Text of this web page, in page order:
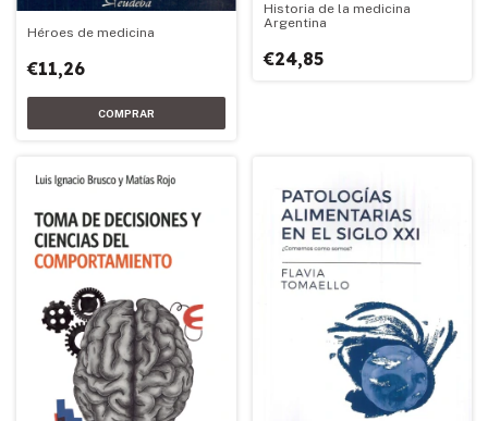
Héroes de medicina
€11,26
Historia de la medicina
Argentina
€24,85